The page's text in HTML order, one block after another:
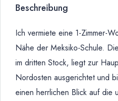
Beschreibung
Ich vermiete eine 1-Zimmer-
Nähe der Meksiko-Schule.
im dritten Stock, liegt zur
Nordosten ausgerichtet und
einen herrlichen Blick auf die